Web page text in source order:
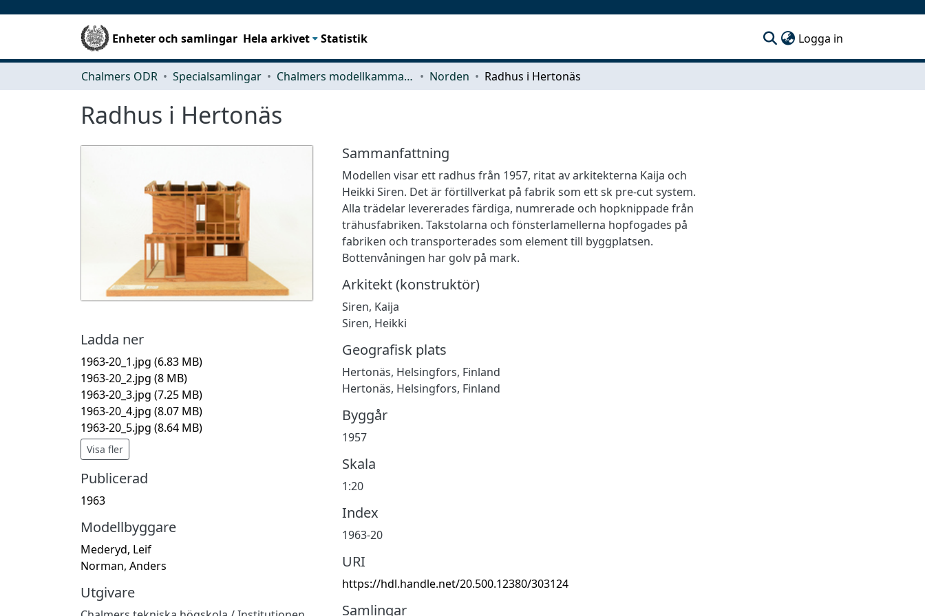
Enheter och samlingar Hela arkivet Statistik Logga in
Chalmers ODR Specialsamlingar Chalmers modellkammare Norden Radhus i Hertonäs
Radhus i Hertonäs
Ladda ner
1963-20_1.jpg (6.83 MB)
1963-20_2.jpg (8 MB)
1963-20_3.jpg (7.25 MB)
1963-20_4.jpg (8.07 MB)
1963-20_5.jpg (8.64 MB)
Visa fler
Publicerad
1963
Modellbyggare
Mederyd, Leif
Norman, Anders
Utgivare
Sammanfattning
Modellen visar ett radhus från 1957, ritat av arkitekterna Kaija och
Heikki Siren. Det är förtillverkat på fabrik som ett sk pre-cut system.
Alla trädelar levererades färdiga, numrerade och hopknippade från
trähusfabriken. Takstolarna och fönsterlamellerna hopfogades på
fabriken och transporterades som element till byggplatsen.
Bottenvåningen har golv på mark.
Arkitekt (konstruktör)
Siren, Kaija
Siren, Heikki
Geografisk plats
Hertonäs, Helsingfors, Finland
Hertonäs, Helsingfors, Finland
Byggår
1957
Skala
1:20
Index
1963-20
URI
https://hdl.handle.net/20.500.12380/303124
Samlingar